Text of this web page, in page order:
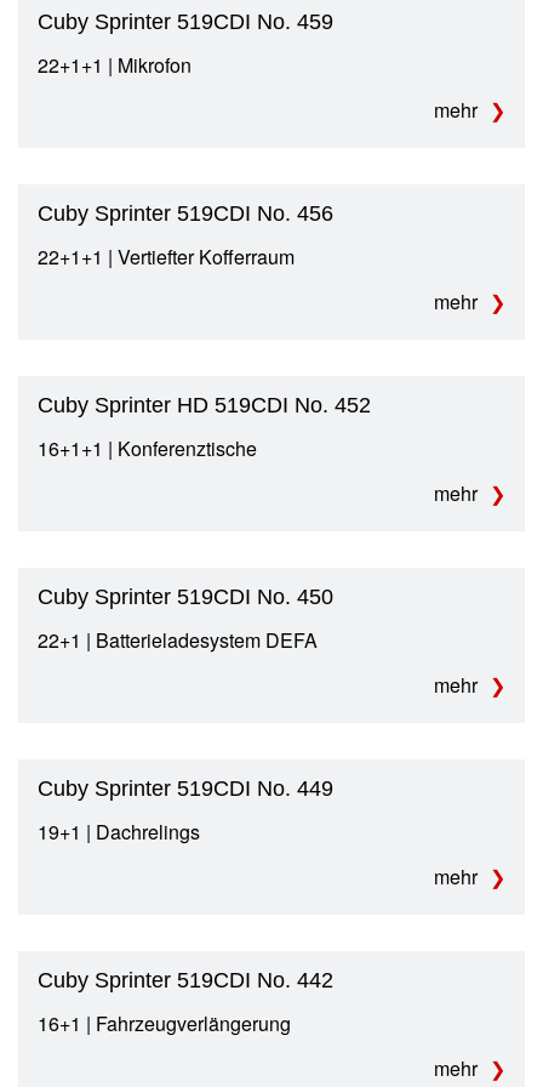
Cuby Sprinter 519CDI No. 459
22+1+1 | Mikrofon
mehr
Cuby Sprinter 519CDI No. 456
22+1+1 | Vertiefter Kofferraum
mehr
Cuby Sprinter HD 519CDI No. 452
16+1+1 | Konferenztische
mehr
Cuby Sprinter 519CDI No. 450
22+1 | Batterieladesystem DEFA
mehr
Cuby Sprinter 519CDI No. 449
19+1 | Dachrelings
mehr
Cuby Sprinter 519CDI No. 442
16+1 | Fahrzeugverlängerung
mehr